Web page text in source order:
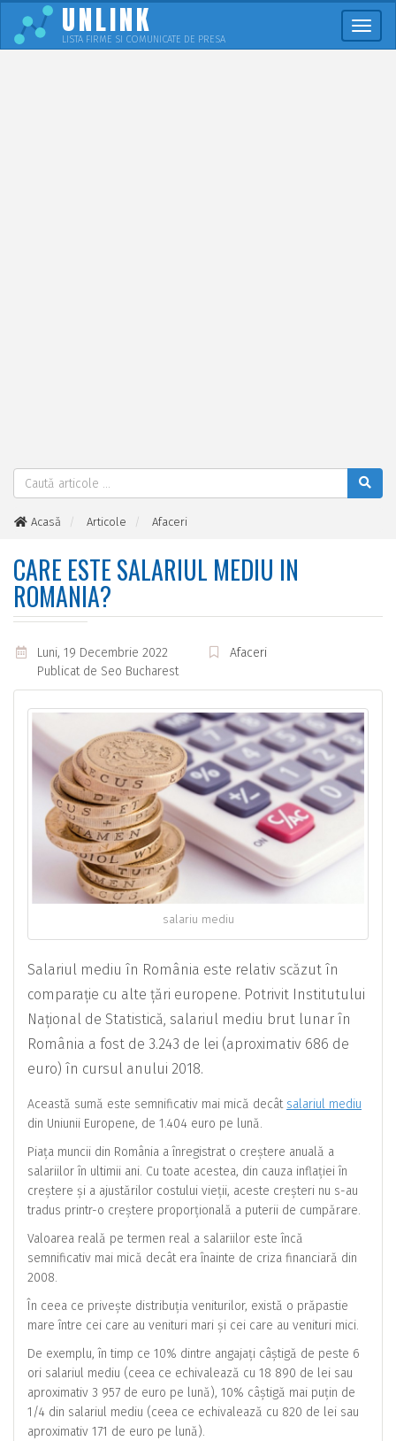
UNLINK
LISTA FIRME SI COMUNICATE DE PRESA
Acasă Articole
Afaceri
CARE ESTE SALARIUL MEDIU IN
ROMANIA?
Luni, 19 Decembrie 2022
Afaceri
Publicat de Seo Bucharest
salariu mediu
Salariul mediu în România este relativ scăzut în
comparație cu alte țări europene. Potrivit Institutului
Național de Statistică, salariul mediu brut lunar în
România a fost de 3.243 de lei (aproximativ 686 de
euro) în cursul anului 2018.
Această sumă este semnificativ mai mică decât salariul mediu
din Uniunii Europene, de 1.404 euro pe lună.
Piața muncii din România a înregistrat o creștere anuală a
salariilor în ultimii ani. Cu toate acestea, din cauza inflației în
creștere și a ajustărilor costului vieții, aceste creșteri nu s-au
tradus printr-o creștere proporțională a puterii de cumpărare.
Valoarea reală pe termen real a salariilor este încă
semnificativ mai mică decât era înainte de criza financiară din
2008.
În ceea ce privește distribuția veniturilor, există o prăpastie
mare între cei care au venituri mari și cei care au venituri mici.
De exemplu, în timp ce 10% dintre angajați câștigă de peste 6
ori salariul mediu (ceea ce echivalează cu 18 890 de lei sau
aproximativ 3 957 de euro pe lună), 10% câștigă mai puțin de
1/4 din salariul mediu (ceea ce echivalează cu 820 de lei sau
aproximativ 171 de euro pe lună).